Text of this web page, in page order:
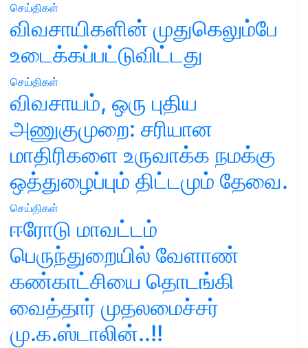
செய்திகள்
விவசாயிகளின் முதுகெலும்பே
உடைக்கப்பட்டுவிட்டது
செய்திகள்
விவசாயம், ஒரு புதிய
அணுகுமுறை: சரியான
மாதிரிகளை உருவாக்க நமக்கு
ஒத்துழைப்பும் திட்டமும் தேவை.
செய்திகள்
ஈரோடு மாவட்டம்
பெருந்துறையில் வேளாண்
கண்காட்சியை தொடங்கி
வைத்தார் முதலமைச்சர்
மு.க.ஸ்டாலின்..!!